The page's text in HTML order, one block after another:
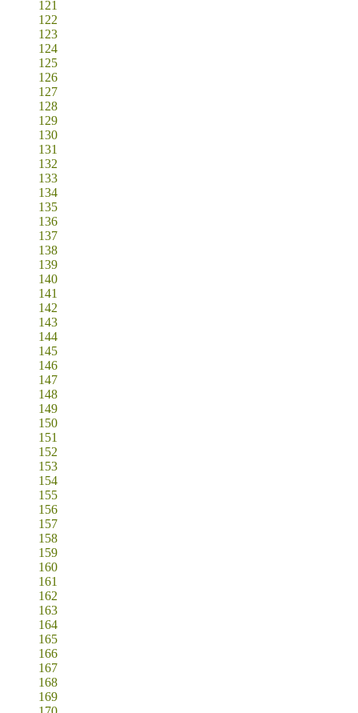
121
122
123
124
125
126
127
128
129
130
131
132
133
134
135
136
137
138
139
140
141
142
143
144
145
146
147
148
149
150
151
152
153
154
155
156
157
158
159
160
161
162
163
164
165
166
167
168
169